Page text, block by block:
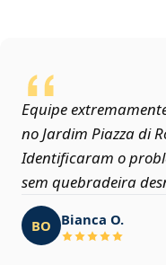
Equipe
no Jardim Piazza di
Identificaram o
sem quebradeira
BO Bianca O.